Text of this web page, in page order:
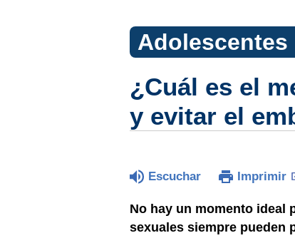
Adolescentes
¿Cuál es el
y evitar el
Escuchar Imprimir
No hay un momento ideal
sexuales siempre pueden